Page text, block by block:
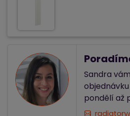
Sandra
pondělí až